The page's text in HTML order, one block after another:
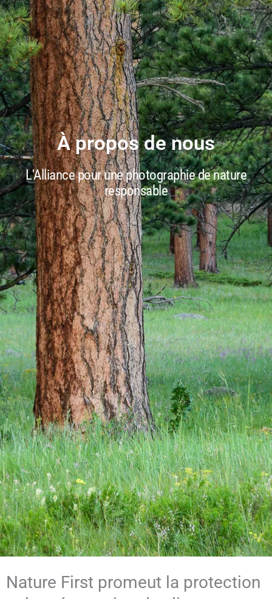
À propos de nous
L'Alliance pour une photographie de nature
responsable
Nature First promeut la protection